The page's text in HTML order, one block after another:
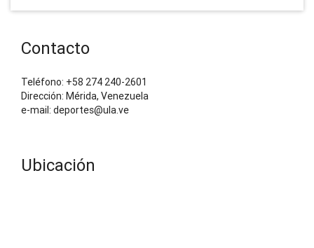
Contacto
Teléfono: +58 274 240-2601
Dirección: Mérida, Venezuela
e-mail: deportes@ula.ve
Ubicación